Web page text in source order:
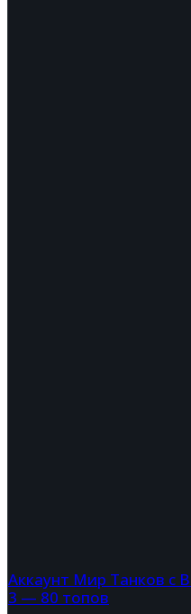
Аккаунт Мир Танков с
3 — 80 топов